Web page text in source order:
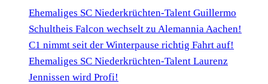
Ehemaliges SC Niederkrüchten-Talent Guillermo
Schultheis Falcon wechselt zu Alemannia Aachen!
C1 nimmt seit der Winterpause richtig Fahrt auf!
Ehemaliges SC Niederkrüchten-Talent Laurenz
Jennissen wird Profi!